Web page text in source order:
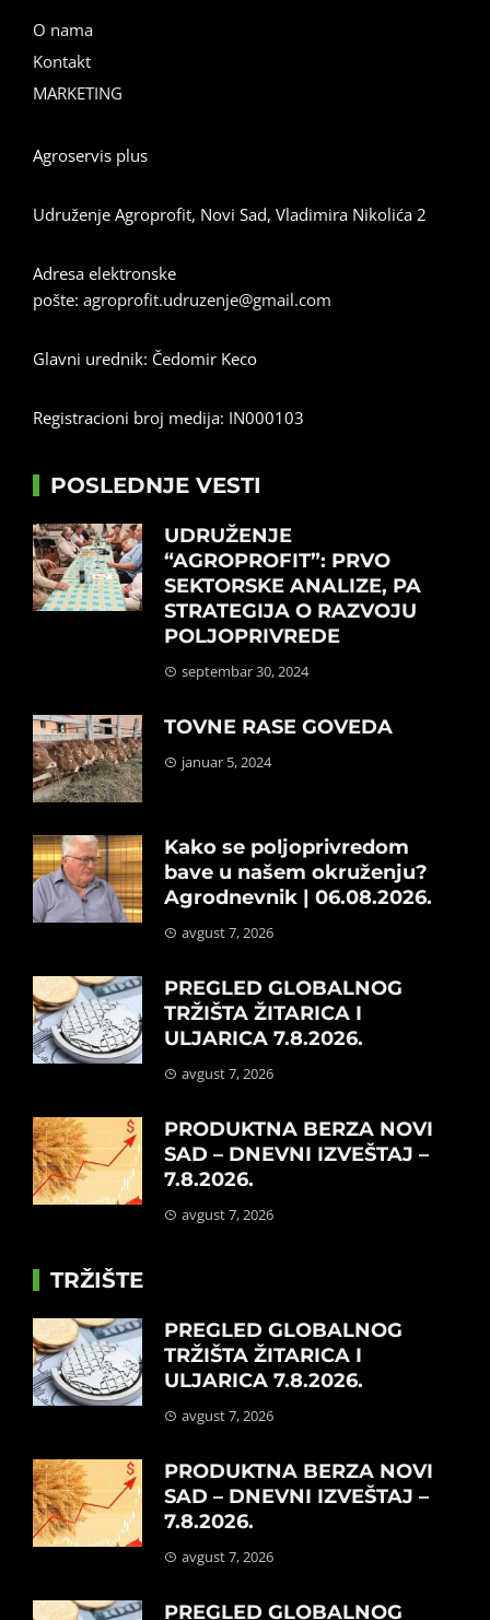
O nama
Kontakt
MARKETING
Agroservis plus
Udruženje Agroprofit, Novi Sad, Vladimira Nikolića 2
Adresa elektronske
pošte: agroprofit.udruzenje@gmail.com
Glavni urednik: Čedomir Keco
Registracioni broj medija: IN000103
POSLEDNJE VESTI
UDRUŽENJE
“AGROPROFIT”: PRVO
SEKTORSKE ANALIZE, PA
STRATEGIJA O RAZVOJU
POLJOPRIVREDE
septembar 30, 2024
TOVNE RASE GOVEDA
januar 5, 2024
Kako se poljoprivredom
bave u našem okruženju?
Agrodnevnik | 06.08.2026.
avgust 7, 2026
PREGLED GLOBALNOG
TRŽIŠTA ŽITARICA I
ULJARICA 7.8.2026.
avgust 7, 2026
PRODUKTNA BERZA NOVI
SAD – DNEVNI IZVEŠTAJ –
7.8.2026.
avgust 7, 2026
TRŽIŠTE
PREGLED GLOBALNOG
TRŽIŠTA ŽITARICA I
ULJARICA 7.8.2026.
avgust 7, 2026
PRODUKTNA BERZA NOVI
SAD – DNEVNI IZVEŠTAJ –
7.8.2026.
avgust 7, 2026
PREGLED GLOBALNOG